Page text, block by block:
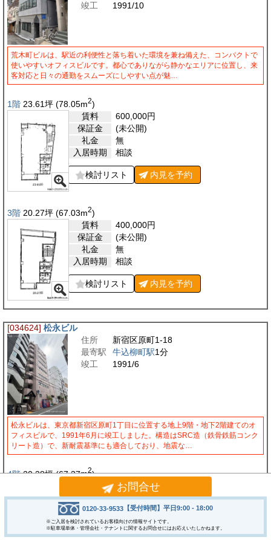
竣工
1991/10
荒木町ビルは、駅近の利便性と落ち着いた環境を兼ね備えた、コンパクトで
使いやすいオフィスビルです。都心でありながら静かなエリアに位置し、来
客対応と日々の通勤をスムーズにしやすい点が魅…
1階 23.61坪 (78.05m2)
賃料
600,000円
保証金
(未公開)
礼金
無
入居時期
相談
検討リスト 内見を予約
3階 20.27坪 (67.03m2)
賃料
400,000円
保証金
(未公開)
礼金
無
入居時期
相談
検討リスト 内見を予約
[034624] 松永ビル
住所
新宿区原町1-18
最寄駅
牛込柳町駅1分
竣工
1991/6
松永ビルは、東京都新宿区原町1丁目に位置する地上9階・地下2階建てのオ
フィスビルで、1991年6月に竣工しました。構造はSRC造（鉄骨鉄筋コンク
リート造）で、新耐震基準にも適合しており、地震な…
4階20.38坪(67.37m2)
259,255円
保証金
860,000円
礼金
1.0ヶ月
入居時期
即日
お問合せ
0120-33-9533 【受付時間】平日9:00 - 18:00
※ご入居を検討されているお客様向けの情報サイトです。
※駐車場単体・管理会社・テナントに関するお問合せにはお応えいたしかねます。